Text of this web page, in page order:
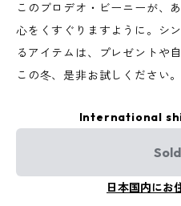
このブロデオ・ビーニーが、
心をくすぐりますように。シ
るアイテムは、プレゼントや
この冬、是非お試しください。
International
日本国内にお